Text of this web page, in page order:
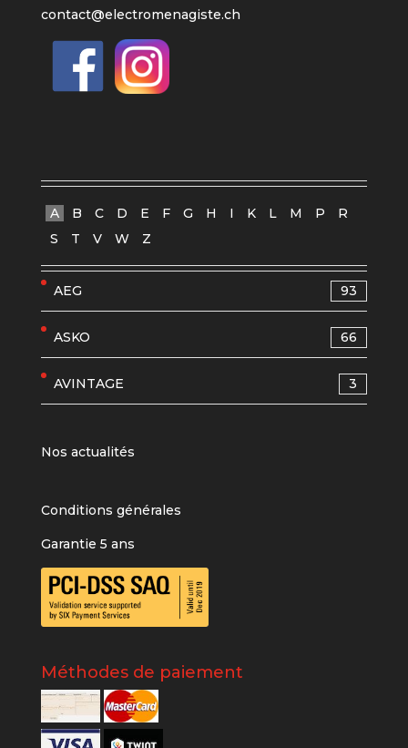
contact@electromenagiste.ch
A B C D E F G H I K L M P
R
S
T V W Z
AEG 93
ASKO 66
AVINTAGE 3
Nos actualités
Conditions générales
Garantie 5 ans
Méthodes de paiement